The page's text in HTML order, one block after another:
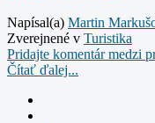
Napísal(a) Martin
Zverejnené v Turistika
Pridajte komentár medzi
Čítať ďalej...